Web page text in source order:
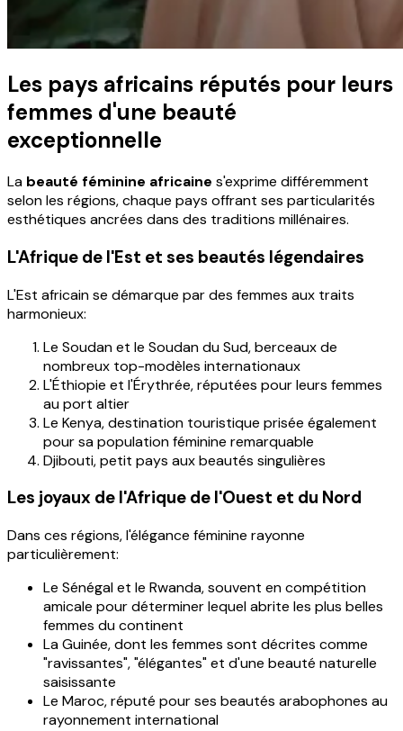
Les pays africains réputés pour leurs
femmes d'une beauté
exceptionnelle
La beauté féminine africaine s'exprime différemment
selon les régions, chaque pays offrant ses particularités
esthétiques ancrées dans des traditions millénaires.
L'Afrique de l'Est et ses beautés légendaires
L'Est africain se démarque par des femmes aux traits
harmonieux:
Le Soudan et le Soudan du Sud, berceaux de
nombreux top-modèles internationaux
L'Éthiopie et l'Érythrée, réputées pour leurs femmes
au port altier
Le Kenya, destination touristique prisée également
pour sa population féminine remarquable
Djibouti, petit pays aux beautés singulières
Les joyaux de l'Afrique de l'Ouest et du Nord
Dans ces régions, l'élégance féminine rayonne
particulièrement:
Le Sénégal et le Rwanda, souvent en compétition
amicale pour déterminer lequel abrite les plus belles
femmes du continent
La Guinée, dont les femmes sont décrites comme
"ravissantes", "élégantes" et d'une beauté naturelle
saisissante
Le Maroc, réputé pour ses beautés arabophones au
rayonnement international